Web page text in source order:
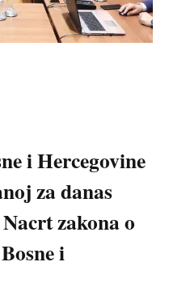
i Hercegovine
za danas
zakona o
i